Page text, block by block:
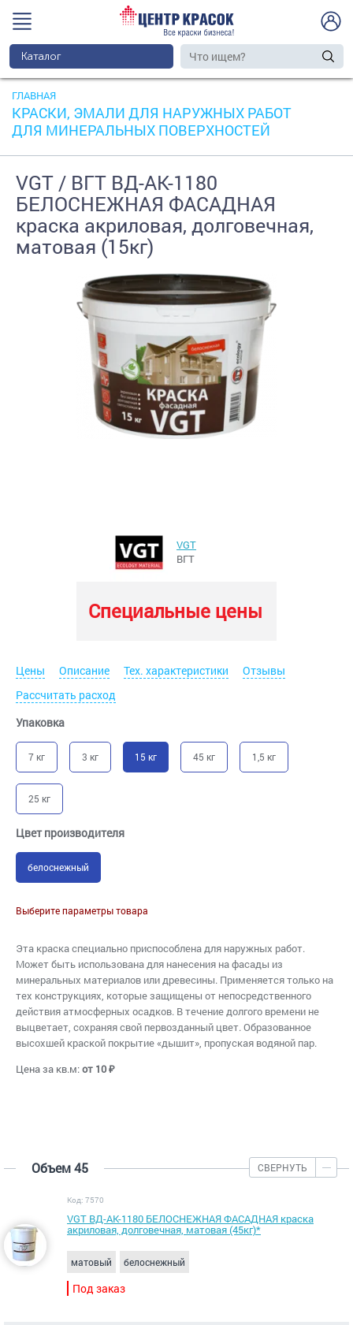
Каталог
ГЛАВНАЯ
КРАСКИ, ЭМАЛИ ДЛЯ НАРУЖНЫХ РАБОТ
ДЛЯ МИНЕРАЛЬНЫХ ПОВЕРХНОСТЕЙ
VGT / ВГТ ВД-АК-1180
БЕЛОСНЕЖНАЯ ФАСАДНАЯ
краска акриловая, долговечная,
матовая (15кг)
VGT
ВГТ
Специальные цены
Цены Описание Тех. характеристики
Отзывы
Рассчитать расход
Упаковка
7 кг 3 кг 15 кг 45 кг 1,5 кг
25 кг
Цвет производителя
белоснежный
Выберите параметры товара
Эта краска специально приспособлена для наружных работ.
Может быть использована для нанесения на фасады из
минеральных материалов или древесины. Применяется только на
тех конструкциях, которые защищены от непосредственного
действия атмосферных осадков. В течение долгого времени не
выцветает, сохраняя свой первозданный цвет. Образованное
высохшей краской покрытие «дышит», пропуская водяной пар.
Цена за кв.м:от 10 ₽
Объем 45 СВЕРНУТЬ
Код: 7570
VGT ВД-АК-1180 БЕЛОСНЕЖНАЯ ФАСАДНАЯ краска
акриловая, долговечная, матовая (45кг)*
матовый белоснежный
Под заказ